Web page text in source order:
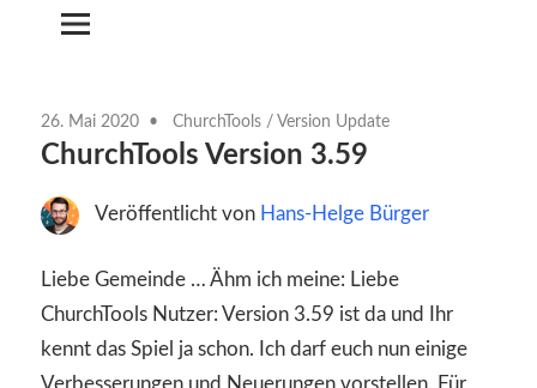
(Deutsch)
26. Mai 2020 ChurchTools / Version Update
ChurchTools Version 3.59
Veröffentlicht von Hans-Helge Bürger
Liebe Gemeinde … Ähm ich meine: Liebe
ChurchTools Nutzer: Version 3.59 ist da und Ihr
kennt das Spiel ja schon. Ich darf euch nun einige
Verbesserungen und Neuerungen vorstellen. Für